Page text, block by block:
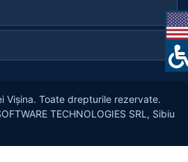
Vișina. Toate drepturile rezervate.
TECHNOLOGIES SRL, Sibiu